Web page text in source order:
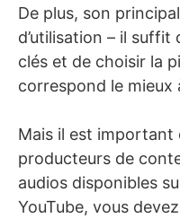
De plus, son
d’utilisation – il
clés et de choisir la
correspond le mieux
Mais il est important
producteurs de
audios disponibles
YouTube, vous